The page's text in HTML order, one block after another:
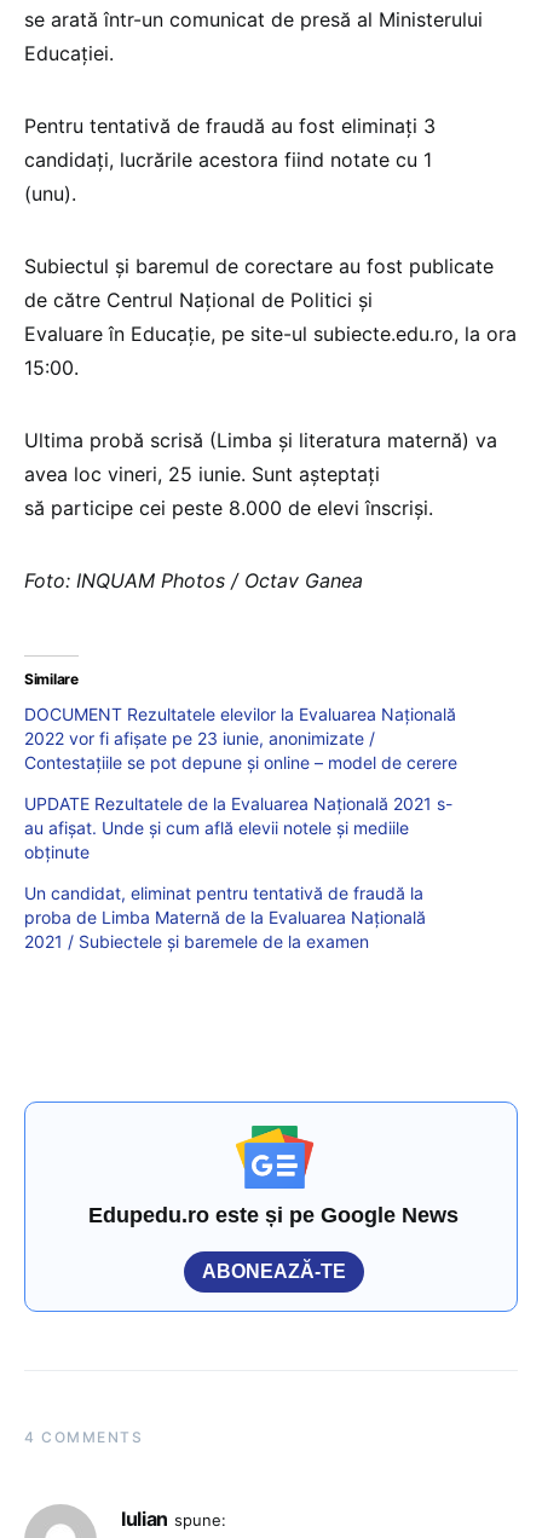
se arată într-un comunicat de presă al Ministerului
Educației.
Pentru tentativă de fraudă au fost eliminați 3
candidați, lucrările acestora fiind notate cu 1
(unu).
Subiectul și baremul de corectare au fost publicate
de către Centrul Național de Politici și
Evaluare în Educație, pe site-ul subiecte.edu.ro, la ora
15:00.
Ultima probă scrisă (Limba și literatura maternă) va
avea loc vineri, 25 iunie. Sunt așteptați
să participe cei peste 8.000 de elevi înscriși.
Foto: INQUAM Photos / Octav Ganea
Similare
DOCUMENT Rezultatele elevilor la Evaluarea Națională
2022 vor fi afișate pe 23 iunie, anonimizate /
Contestațiile se pot depune și online – model de cerere
UPDATE Rezultatele de la Evaluarea Națională 2021 s-
au afișat. Unde și cum află elevii notele și mediile
obținute
Un candidat, eliminat pentru tentativă de fraudă la
proba de Limba Maternă de la Evaluarea Națională
2021 / Subiectele și baremele de la examen
Edupedu.ro este și pe Google News
ABONEAZĂ-TE
4 COMMENTS
Iulian spune: